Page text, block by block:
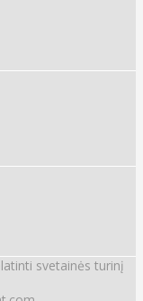
svetainės turinį